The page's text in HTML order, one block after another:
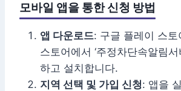
모바일 앱을 통한 신청 방법
앱 다운로드: 구글 플레이 스
스토어에서 ‘주정차단속알림서
하고 설치합니다.
지역 선택 및 가입 신청: 앱을